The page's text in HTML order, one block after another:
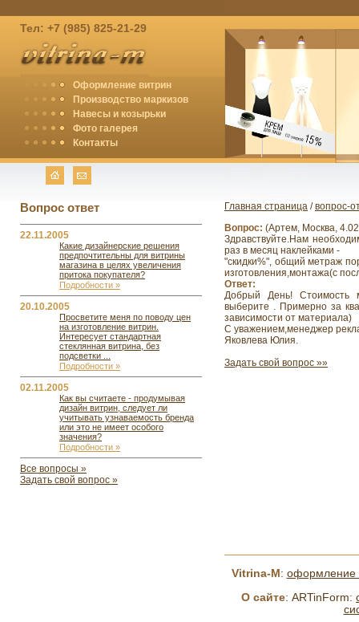
Тел: +7 (985) 825-21-29
Оформление витрин
Производство маркизов
Навесы и козырьки
Фото галерея
Контакты
Вопрос ответ
22.11.2005
Какие дизайнерские решения
предпочтительны для витрины
магазина в целях увеличения
притока покупателя?
Подробности »
20.10.2005
Просветите меня по поводу цен
на изготовление витрин.
Интересует стандартная
стеклянная витрина, без
подсветки ...
Подробности »
02.11.2005
Как вы считаете - продумывая
дизайн витрин, следует ли
учитывать узнаваемость бренда
или это не имеет особого
значения?
Подробности »
Все вопросы »
Задать свой вопрос »
Главная страница /вопрос-
Вопрос: (Артем, Москва,
Здравствуйте.Нам
раз в месяц наклейками -
"скидки%", общий метраж
изготовления,монтажа(с
Ответ:
Добрый День! Стоимость
выберите . Примерно за
зависимости от материала)
С уважением,менеджер
Яковлева Юлия.
Задать свой вопрос »»
Vitrina-M : оформление
О сайте: ARTinForm: